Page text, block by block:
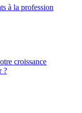
à la profession
croissance
?